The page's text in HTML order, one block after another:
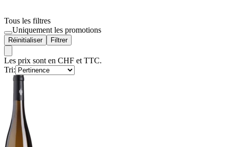
Tous les filtres
Uniquement les promotions
Réinitialiser Filtrer
Les prix sont en CHF et TTC.
Tri: